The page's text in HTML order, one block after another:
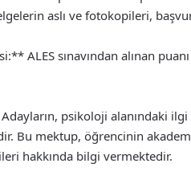
aslı ve fotokopileri,
ALES sınavından alınan
psikoloji alanındaki
Bu mektup, öğrencinin
hakkında bilgi vermektedir.